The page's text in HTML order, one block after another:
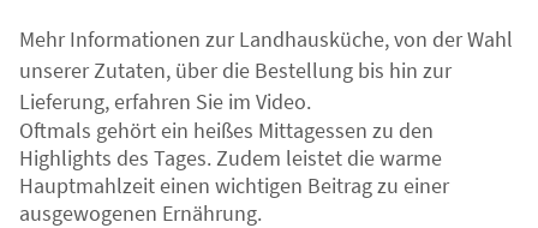
Annehmen
Mehr Informationen zur Landhausküche, von der Wahl
unserer Zutaten, über die Bestellung bis hin zur
Lieferung, erfahren Sie im Video.
Oftmals gehört ein heißes Mittagessen zu den
Highlights des Tages. Zudem leistet die warme
Hauptmahlzeit einen wichtigen Beitrag zu einer
ausgewogenen Ernährung.